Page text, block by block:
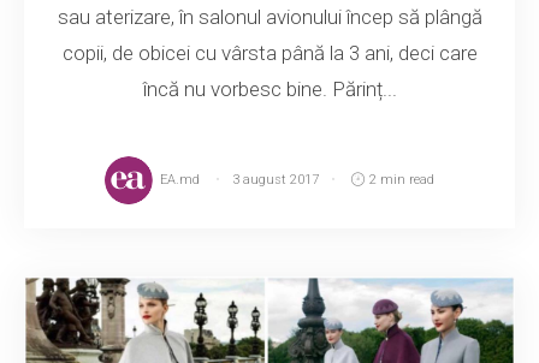
sau aterizare, în salonul avionului încep să plângă
copii, de obicei cu vârsta până la 3 ani, deci care
încă nu vorbesc bine. Părinț...
EA.md 3 august 2017 2 min read